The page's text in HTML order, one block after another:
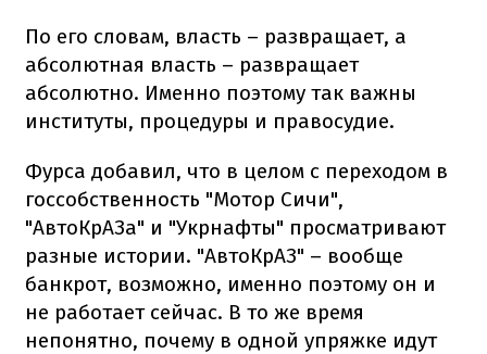
По его словам, власть – развращает, а
абсолютная власть – развращает
абсолютно. Именно поэтому так важны
институты, процедуры и правосудие.
Фурса добавил, что в целом с переходом в
госсобственность "Мотор Сичи",
"АвтоКрАЗа" и "Укрнафты" просматривают
разные истории. "АвтоКрАЗ" – вообще
банкрот, возможно, именно поэтому он и
не работает сейчас. В то же время
непонятно, почему в одной упряжке идут